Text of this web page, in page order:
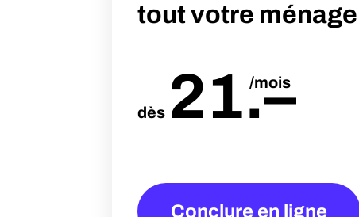
tout votre ménage
dès 21 /mois
.–
Conclure en ligne